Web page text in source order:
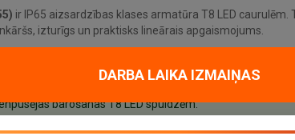
ir IP65 aizsardzības klases armatūra T8 LED
izturīgs un praktisks lineārais apgaismojums.
Spuldzes komplektā nav iekļautas, tāpēc var
jāveic atbilstoši drošības prasībām.
barošanas T8 LED spuldzēm.
DARBA LAIKA IZMAIŅAS